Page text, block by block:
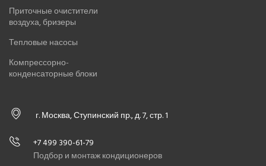
Приточные очистители
воздуха, бризеры
Тепловые насосы
Компрессорно-
конденсаторные блоки
г. Москва, Ступинский пр., д. 7, стр. 1
+7 499 390-61-79
Подбор и монтаж кондиционеров